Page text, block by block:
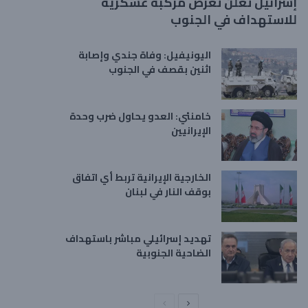
للاستهداف في الجنوب
اليونيفيل: وفاة جندي وإصابة
اثنين بقصف في الجنوب
خامنئي: العدو يحاول ضرب وحدة
الإيرانيين
الخارجية الإيرانية تربط أي اتفاق
بوقف النار في لبنان
تهديد إسرائيلي مباشر باستهداف
الضاحية الجنوبية